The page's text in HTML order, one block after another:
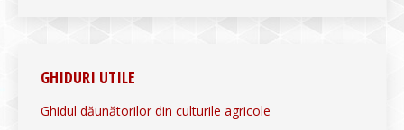
GHIDURI UTILE
Ghidul dăunătorilor din culturile agricole